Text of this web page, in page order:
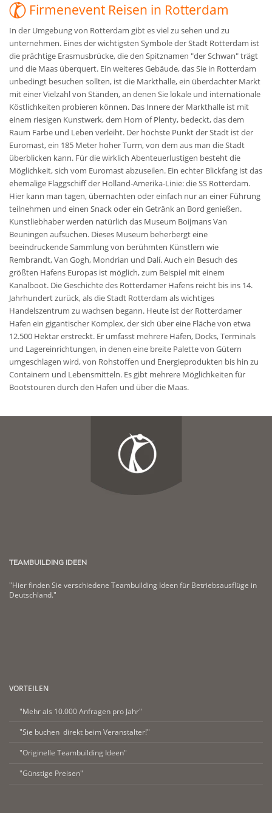
Firmenevent Reisen in Rotterdam
In der Umgebung von Rotterdam gibt es viel zu sehen und zu
unternehmen. Eines der wichtigsten Symbole der Stadt Rotterdam ist
die prächtige Erasmusbrücke, die den Spitznamen "der Schwan" trägt
und die Maas überquert. Ein weiteres Gebäude, das Sie in Rotterdam
unbedingt besuchen sollten, ist die Markthalle, ein überdachter Markt
mit einer Vielzahl von Ständen, an denen Sie lokale und internationale
Köstlichkeiten probieren können. Das Innere der Markthalle ist mit
einem riesigen Kunstwerk, dem Horn of Plenty, bedeckt, das dem
Raum Farbe und Leben verleiht. Der höchste Punkt der Stadt ist der
Euromast, ein 185 Meter hoher Turm, von dem aus man die Stadt
überblicken kann. Für die wirklich Abenteuerlustigen besteht die
Möglichkeit, sich vom Euromast abzuseilen. Ein echter Blickfang ist das
ehemalige Flaggschiff der Holland-Amerika-Linie: die SS Rotterdam.
Hier kann man tagen, übernachten oder einfach nur an einer Führung
teilnehmen und einen Snack oder ein Getränk an Bord genießen.
Kunstliebhaber werden natürlich das Museum Boijmans Van
Beuningen aufsuchen. Dieses Museum beherbergt eine
beeindruckende Sammlung von berühmten Künstlern wie
Rembrandt, Van Gogh, Mondrian und Dalí. Auch ein Besuch des
größten Hafens Europas ist möglich, zum Beispiel mit einem
Kanalboot. Die Geschichte des Rotterdamer Hafens reicht bis ins 14.
Jahrhundert zurück, als die Stadt Rotterdam als wichtiges
Handelszentrum zu wachsen begann. Heute ist der Rotterdamer
Hafen ein gigantischer Komplex, der sich über eine Fläche von etwa
12.500 Hektar erstreckt. Er umfasst mehrere Häfen, Docks, Terminals
und Lagereinrichtungen, in denen eine breite Palette von Gütern
umgeschlagen wird, von Rohstoffen und Energieprodukten bis hin zu
Containern und Lebensmitteln. Es gibt mehrere Möglichkeiten für
Bootstouren durch den Hafen und über die Maas.
TEAMBUILDING IDEEN
"Hier finden Sie verschiedene Teambuilding Ideen für Betriebsausflüge in
Deutschland."
VORTEILEN
"Mehr als 10.000 Anfragen pro Jahr"
"Sie buchen direkt beim Veranstalter!"
"Originelle Teambuilding Ideen"
"Günstige Preisen"